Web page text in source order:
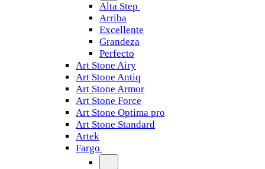
Alta Step
Arriba
Excellente
Grandeza
Perfecto
Art Stone Airy
Art Stone Antiq
Art Stone Armor
Art Stone Force
Art Stone Optima pro
Art Stone Standard
Artek
Fargo